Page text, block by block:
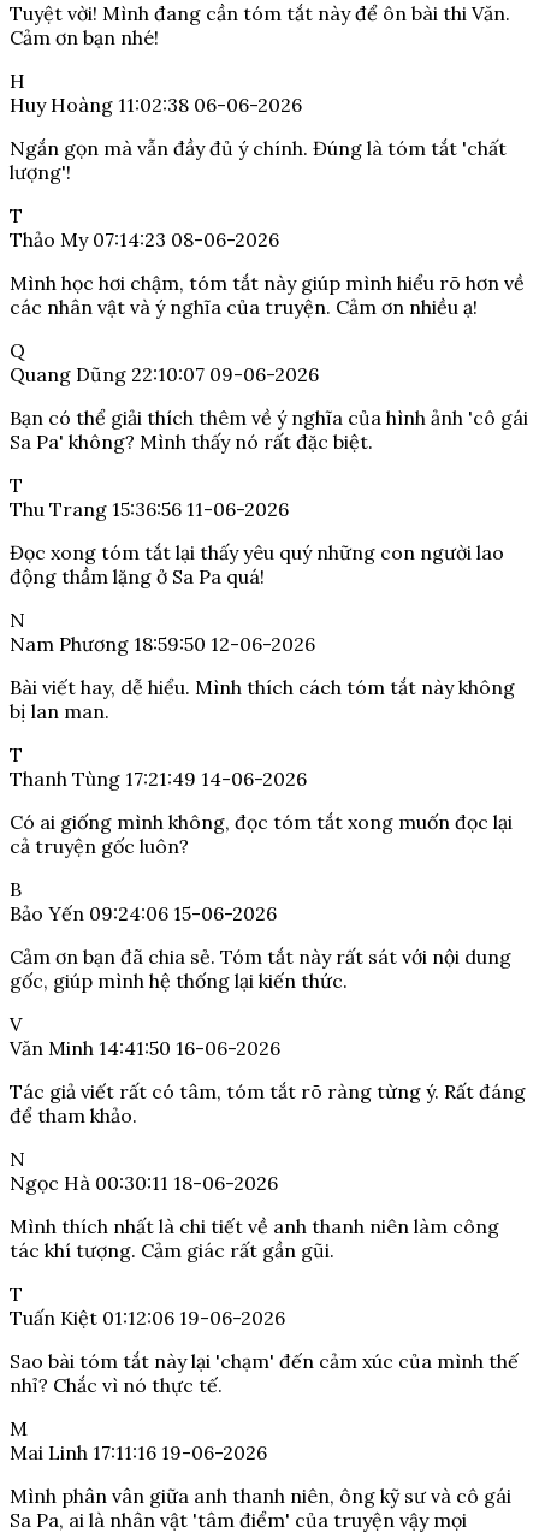
Tuyệt vời! Mình đang cần tóm tắt này để ôn bài thi Văn.
Cảm ơn bạn nhé!
H
Huy Hoàng 11:02:38 06-06-2026
Ngắn gọn mà vẫn đầy đủ ý chính. Đúng là tóm tắt 'chất
lượng'!
T
Thảo My 07:14:23 08-06-2026
Mình học hơi chậm, tóm tắt này giúp mình hiểu rõ hơn về
các nhân vật và ý nghĩa của truyện. Cảm ơn nhiều ạ!
Q
Quang Dũng 22:10:07 09-06-2026
Bạn có thể giải thích thêm về ý nghĩa của hình ảnh 'cô gái
Sa Pa' không? Mình thấy nó rất đặc biệt.
T
Thu Trang 15:36:56 11-06-2026
Đọc xong tóm tắt lại thấy yêu quý những con người lao
động thầm lặng ở Sa Pa quá!
N
Nam Phương 18:59:50 12-06-2026
Bài viết hay, dễ hiểu. Mình thích cách tóm tắt này không
bị lan man.
T
Thanh Tùng 17:21:49 14-06-2026
Có ai giống mình không, đọc tóm tắt xong muốn đọc lại
cả truyện gốc luôn?
B
Bảo Yến 09:24:06 15-06-2026
Cảm ơn bạn đã chia sẻ. Tóm tắt này rất sát với nội dung
gốc, giúp mình hệ thống lại kiến thức.
V
Văn Minh 14:41:50 16-06-2026
Tác giả viết rất có tâm, tóm tắt rõ ràng từng ý. Rất đáng
để tham khảo.
N
Ngọc Hà 00:30:11 18-06-2026
Mình thích nhất là chi tiết về anh thanh niên làm công
tác khí tượng. Cảm giác rất gần gũi.
T
Tuấn Kiệt 01:12:06 19-06-2026
Sao bài tóm tắt này lại 'chạm' đến cảm xúc của mình thế
nhỉ? Chắc vì nó thực tế.
M
Mai Linh 17:11:16 19-06-2026
Mình phân vân giữa anh thanh niên, ông kỹ sư và cô gái
Sa Pa, ai là nhân vật 'tâm điểm' của truyện vậy mọi